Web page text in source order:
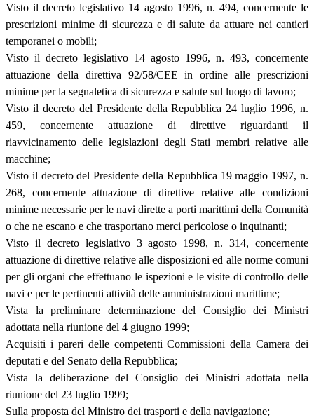
Visto il decreto legislativo 14 agosto 1996, n. 494, concernente le
prescrizioni minime di sicurezza e di salute da attuare nei cantieri
temporanei o mobili;
Visto il decreto legislativo 14 agosto 1996, n. 493, concernente
attuazione della direttiva 92/58/CEE in ordine alle prescrizioni
minime per la segnaletica di sicurezza e salute sul luogo di lavoro;
Visto il decreto del Presidente della Repubblica 24 luglio 1996, n.
459, concernente attuazione di direttive riguardanti il
riavvicinamento delle legislazioni degli Stati membri relative alle
macchine;
Visto il decreto del Presidente della Repubblica 19 maggio 1997, n.
268, concernente attuazione di direttive relative alle condizioni
minime necessarie per le navi dirette a porti marittimi della Comunità
o che ne escano e che trasportano merci pericolose o inquinanti;
Visto il decreto legislativo 3 agosto 1998, n. 314, concernente
attuazione di direttive relative alle disposizioni ed alle norme comuni
per gli organi che effettuano le ispezioni e le visite di controllo delle
navi e per le pertinenti attività delle amministrazioni marittime;
Vista la preliminare determinazione del Consiglio dei Ministri
adottata nella riunione del 4 giugno 1999;
Acquisiti i pareri delle competenti Commissioni della Camera dei
deputati e del Senato della Repubblica;
Vista la deliberazione del Consiglio dei Ministri adottata nella
riunione del 23 luglio 1999;
Sulla proposta del Ministro dei trasporti e della navigazione;